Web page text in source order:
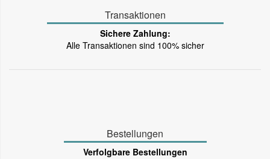
Transaktionen
Sichere Zahlung:
Alle Transaktionen sind 100% sicher
Bestellungen
Verfolgbare Bestellungen